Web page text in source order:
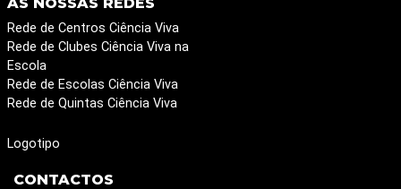
Rede de Centros Ciência Viva
Rede de Clubes Ciência Viva na
Escola
Rede de Escolas Ciência Viva
Rede de Quintas Ciência Viva
Logotipo
CONTACTOS